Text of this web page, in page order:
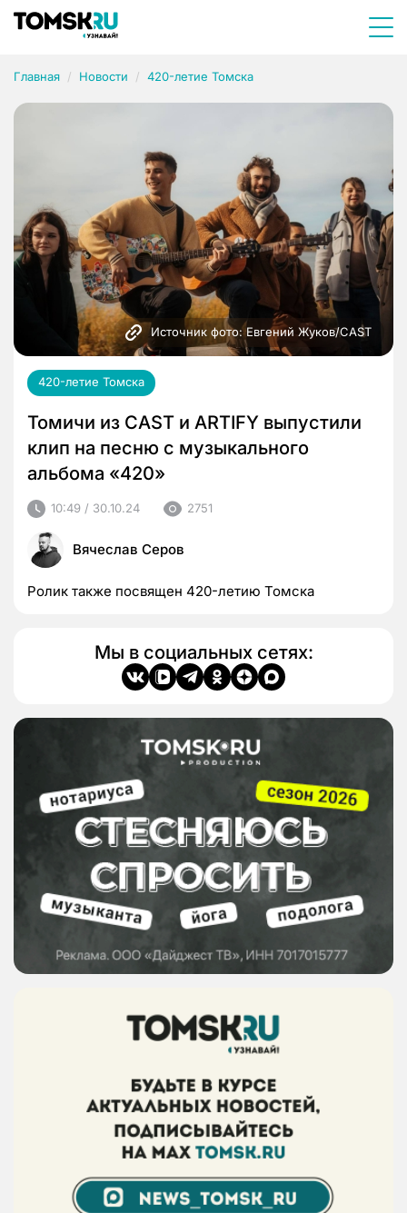
Главная Новости 420-летие Томска
Источник фото: Евгений Жуков/CAST
420-летие Томска
Томичи из CAST и ARTIFY выпустили
клип на песню с музыкального
альбома «420»
10:49 / 30.10.24 2751
Вячеслав Серов
Ролик также посвящен 420-летию Томска
Мы в социальных сетях: